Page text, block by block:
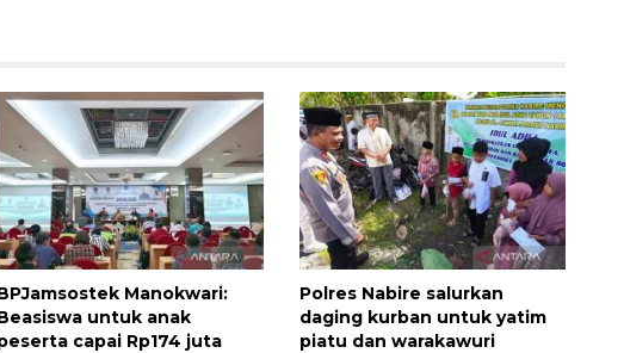
Manokwari:
untuk anak
capai Rp174 juta
Polres Nabire salurkan
daging kurban untuk yatim
piatu dan warakawuri
tumbuh 5,29 persen
2026-08-06 18:45:00